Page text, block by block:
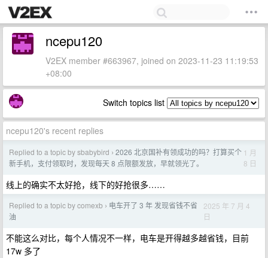
ncepu120
V2EX member #663967, joined on 2023-11-23 11:19:53
+08:00
Switch topics list
ncepu120's recent replies
Replied to a topic by sbabybird › 2026 北京国补有领成功的吗？打算买个
新手机，支付领取时，发现每天 8 点限额发放，早就领光了。
1 月
8 日
线上的确实不太好抢，线下的好抢很多……
Replied to a topic by comexb › 电车开了 3 年 发现省钱不省
油
2025 年 7 月 4
日
不能这么对比，每个人情况不一样，电车是开得越多越省钱，目前
17w 多了